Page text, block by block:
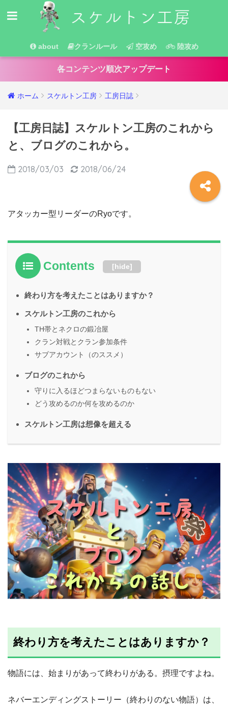
about クランルール 空攻め 陸攻め
各コンテンツ順次アップデート
ホーム スケルトン工房 工房日誌
【工房日誌】スケルトン工房のこれから
と、ブログのこれから。
2018/03/03 2018/06/24
アタッカー型リーダーのRyoです。
Contents [hide]
終わり方を考えたことはありますか？
スケルトン工房のこれから
TH帯とネクロの鍛冶屋
クラン対戦とクラン参加条件
サブアカウント（のススメ）
ブログのこれから
守りに入るほどつまらないものもない
どう攻めるのか何を攻めるのか
スケルトン工房は想像を超える
終わり方を考えたことはありますか？
物語には、始まりがあって終わりがある。摂理ですよね。
ネバーエンディングストーリー（終わりのない物語）は、